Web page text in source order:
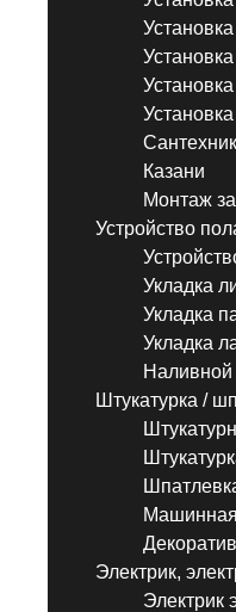
Казани
Монтаж
Устройство
Укладка
Укладка
Укладка
Наливной
Штукатурка /
Машинная
Электрик,
Электрик